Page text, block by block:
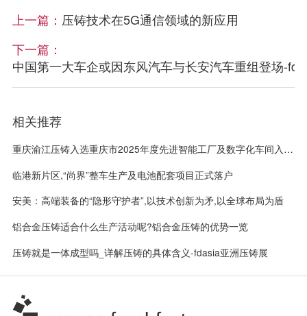
上一篇： 压铸技术在5G通信领域的新应用
下一篇：
中国第一大车企或因东风汽车与长安汽车重组登场-
相关推荐
重庆渝江压铸入选重庆市2025年度先进智能工厂及数字化车间入选名单-fdasia亚洲压铸广州展会
临港新片区,“尚界”整车生产及电池配套项目正式落户
安美：高端装备的“隐形守护者”,以技术创新为矛,以全球布局为盾
铝合金压铸适合什么生产活动呢?铝合金压铸的优势一览
压铸就是一体成型吗_详解压铸的具体含义-fdasia亚洲压铸展